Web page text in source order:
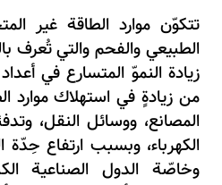
تتكوّن موارد الطاقة غير
الطبيعي والفحم والتي تُعرف
زيادة النموّ المتسارع في
من زيادةٍ في استهلاك موارد
المصانع، ووسائل النقل،
الكهرباء، وبسبب ارتفاع حِدّة
وخاصّة الدول الصناعية